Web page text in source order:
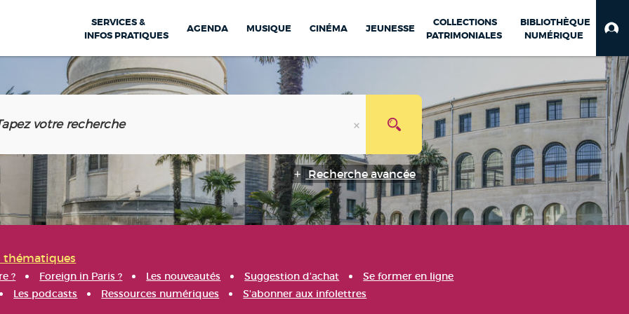
SERVICES &
INFOS PRATIQUES
AGENDA MUSIQUE CINÉMA JEUNESSE
COLLECTIONS
PATRIMONIALES
BIBLIOTHÈQUE
NUMÉRIQUE
Recherche avancée
thématiques
? Foreign in Paris ? Les nouveautés Suggestion d'achat
Se former en ligne
Les podcasts Ressources numériques S'abonner aux infolettres